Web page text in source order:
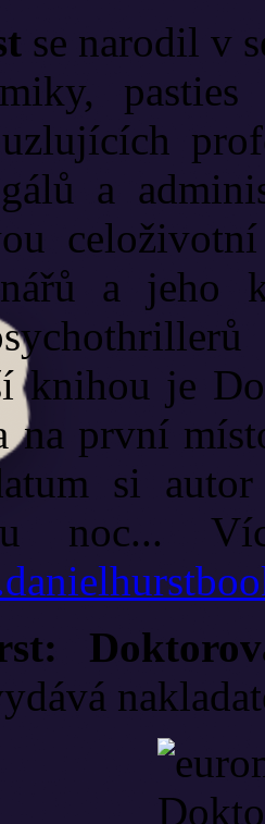
se narodil v
a
a jeho
knihou je
na první
si autor
noc...